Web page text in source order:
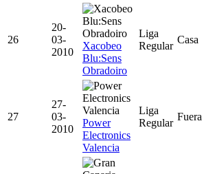
26
20-
03-
2010
Xacobeo
Blu:Sens
Obradoiro
Liga
Regular
Casa
27
27-
03-
2010
Power
Electronics
Valencia
Liga
Regular
Fuera